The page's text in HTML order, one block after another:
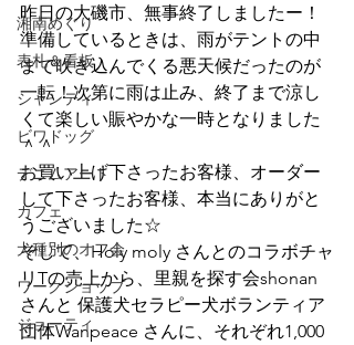
湘南めぐり
表札＆看板
シャンティ
ビワドッグ
デニムアート
カフェ
犬種別のオフ会
ワークショップ
ジョーティ
昨日の大磯市、無事終了しましたー！
準備しているときは、雨がテントの中
まで吹き込んでくる悪天候だったのが
一転！次第に雨は止み、終了まで涼し
くて楽しい賑やかな一時となりました
＾＾
お買い上げ下さったお客様、オーダー
して下さったお客様、本当にありがと
うございました☆
そして、Holy moly さんとのコラボチャ
リTの売上から、里親を探す会shonan
さんと 保護犬セラピー犬ボランティア
団体Wanpeace さんに、それぞれ1,000